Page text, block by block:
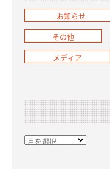
お知らせ
その他
メディア